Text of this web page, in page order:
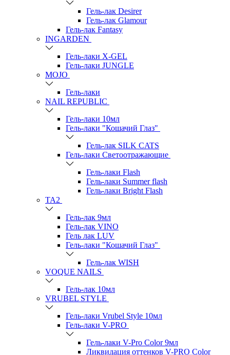
Гель-лак Desirer
Гель-лак Glamour
Гель-лак Fantasy
INGARDEN
Гель-лаки Х-GEL
Гель-лаки JUNGLE
MOJO
Гель-лаки
NAIL REPUBLIC
Гель-лаки 10мл
Гель-лаки "Кошачий Глаз"
Гель-лак SILK CATS
Гель-лаки Светоотражающие
Гель-лаки Flash
Гель-лаки Summer flash
Гель-лаки Bright Flash
TA2
Гель-лак 9мл
Гель-лак VINO
Гель лак LUV
Гель-лаки "Кошачий Глаз"
Гель-лак WISH
VOQUE NAILS
Гель-лак 10мл
VRUBEL STYLE
Гель-лаки Vrubel Style 10мл
Гель-лаки V-PRO
Гель-лаки V-Pro Color 9мл
Ликвидация оттенков V-PRO Color